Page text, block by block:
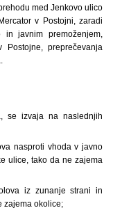
med Jenkovo ulico
v Postojni, zaradi
in javnim premoženjem,
Postojne, preprečevanja
se izvaja na naslednjih
nasproti vhoda v javno
ulice, tako da ne zajema
iz zunanje strani in
zajema okolice;